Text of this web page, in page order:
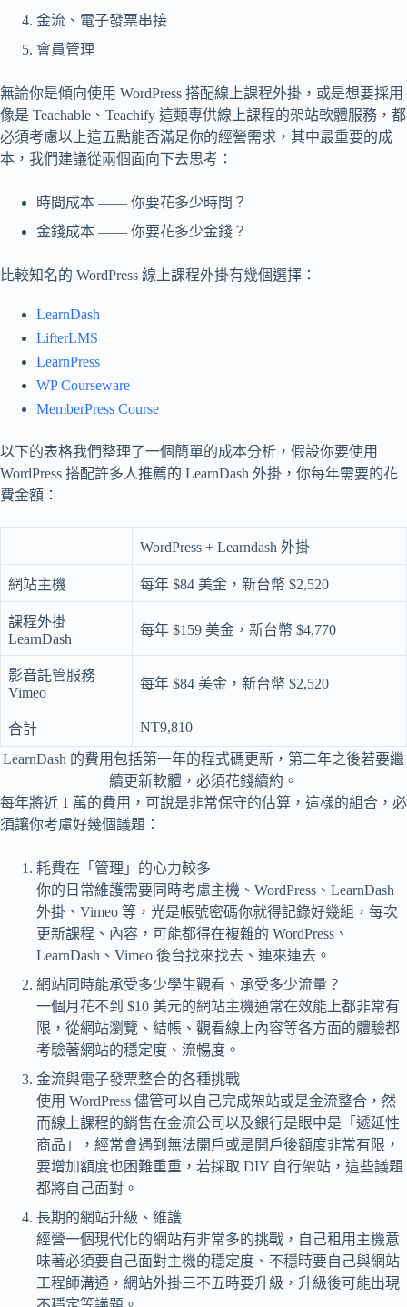
金流、電子發票串接
會員管理
無論你是傾向使用 WordPress 搭配線上課程外掛，或是想要採用
像是 Teachable、Teachify 這類專供線上課程的架站軟體服務，都
必須考慮以上這五點能否滿足你的經營需求，其中最重要的成
本，我們建議從兩個面向下去思考：
時間成本 —— 你要花多少時間？
金錢成本 —— 你要花多少金錢？
比較知名的 WordPress 線上課程外掛有幾個選擇：
LearnDash
LifterLMS
LearnPress
WP Courseware
MemberPress Course
以下的表格我們整理了一個簡單的成本分析，假設你要使用
WordPress 搭配許多人推薦的 LearnDash 外掛，你每年需要的花
費金額：
WordPress + Learndash 外掛
網站主機 每年 $84 美金，新台幣 $2,520
課程外掛
LearnDash
每年 $159 美金，新台幣 $4,770
影音託管服務
Vimeo
每年 $84 美金，新台幣 $2,520
合計 NT9,810
LearnDash 的費用包括第一年的程式碼更新，第二年之後若要繼
續更新軟體，必須花錢續約。
每年將近 1 萬的費用，可說是非常保守的估算，這樣的組合，必
須讓你考慮好幾個議題：
耗費在「管理」的心力較多
你的日常維護需要同時考慮主機、WordPress、LearnDash
外掛、Vimeo 等，光是帳號密碼你就得記錄好幾組，每次
更新課程、內容，可能都得在複雜的 WordPress、
LearnDash、Vimeo 後台找來找去、連來連去。
網站同時能承受多少學生觀看、承受多少流量？
一個月花不到 $10 美元的網站主機通常在效能上都非常有
限，從網站瀏覽、結帳、觀看線上內容等各方面的體驗都
考驗著網站的穩定度、流暢度。
金流與電子發票整合的各種挑戰
使用 WordPress 儘管可以自己完成架站或是金流整合，然
而線上課程的銷售在金流公司以及銀行是眼中是「遞延性
商品」，經常會遇到無法開戶或是開戶後額度非常有限，
要增加額度也困難重重，若採取 DIY 自行架站，這些議題
都將自己面對。
長期的網站升級、維護
經營一個現代化的網站有非常多的挑戰，自己租用主機意
味著必須要自己面對主機的穩定度、不穩時要自己與網站
工程師溝通，網站外掛三不五時要升級，升級後可能出現